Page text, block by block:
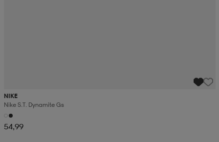
NIKE
Nike S.t. Dynamite Gs
54,99